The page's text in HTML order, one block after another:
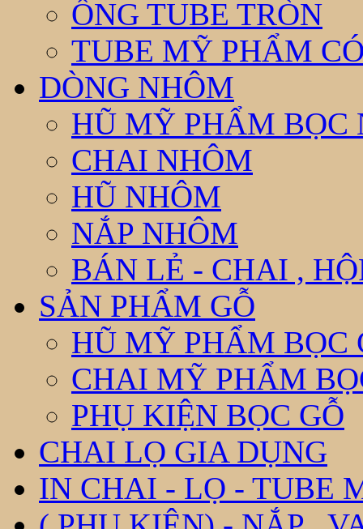
ỐNG TUBE TRÒN
TUBE MỸ PHẨM
DÒNG NHÔM
HŨ MỸ PHẨM BỌC
CHAI NHÔM
HŨ NHÔM
NẮP NHÔM
BÁN LẺ - CHAI ,
SẢN PHẨM GỖ
HŨ MỸ PHẨM BỌC
CHAI MỸ PHẨM
PHỤ KIỆN BỌC GỖ
CHAI LỌ GIA DỤNG
IN CHAI - LỌ - TUBE